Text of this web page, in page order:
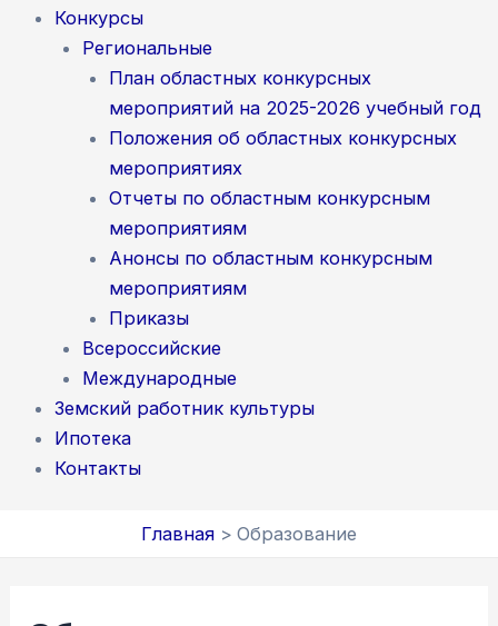
Конкурсы
Региональные
План областных конкурсных
мероприятий на 2025-2026 учебный год
Положения об областных конкурсных
мероприятиях
Отчеты по областным конкурсным
мероприятиям
Анонсы по областным конкурсным
мероприятиям
Приказы
Всероссийские
Международные
Земский работник культуры
Ипотека
Контакты
Главная Образование